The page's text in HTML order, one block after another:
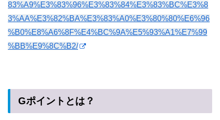
83%A9%E3%83%96%E3%83%84%E3%83%BC%E3%8
3%AA%E3%82%BA%E3%83%A0%E3%80%80%E6%96
%B0%E8%A6%8F%E4%BC%9A%E5%93%A1%E7%99
%BB%E9%8C%B2/
Gポイントとは？